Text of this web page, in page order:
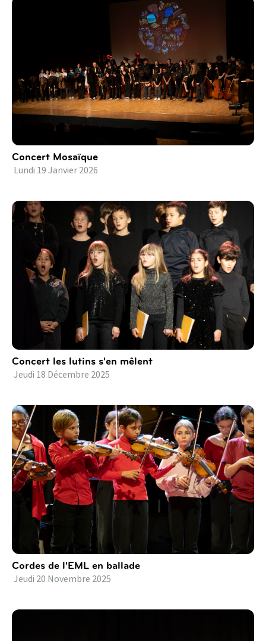
Concert Mosaïque
Lundi 19 Janvier 2026
Concert les lutins s'en mêlent
Jeudi 18 Décembre 2025
Cordes de l'EML en ballade
Jeudi 20 Novembre 2025